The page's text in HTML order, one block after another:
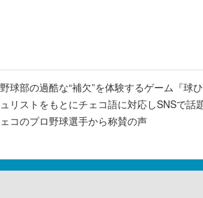
野球部の過酷な“補欠”を体験するゲーム『球
ュリストをもとにチェコ語に対応しSNSで
ェコのプロ野球選手から称賛の声